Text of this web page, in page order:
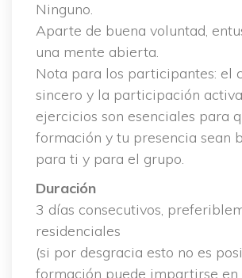
Ninguno.
Aparte de buena voluntad,
una mente abierta.
Nota para los participantes: el
incero y la participación
ejercicios son esenciales para
formación y tu presencia sean
para ti y para el grupo.
Duración
3 días consecutivos,
residenciale
(si por desgracia esto no es
formación puede impartirse en